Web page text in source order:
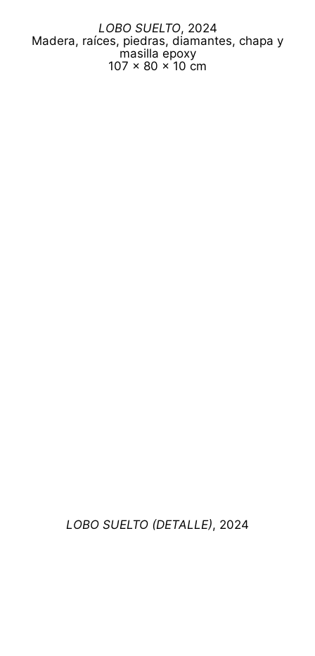
LOBO SUELTO, 2024
Madera, raíces, piedras, diamantes, chapa y
masilla epoxy
107 x 80 x 10 cm
LOBO SUELTO (DETALLE), 2024